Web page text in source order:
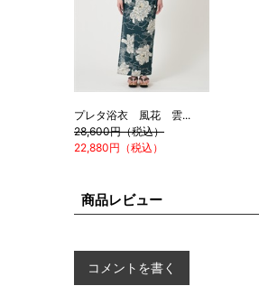
プレタ浴衣 風花 雲...
28,600円（税込）
22,880円（税込）
商品レビュー
コメントを書く